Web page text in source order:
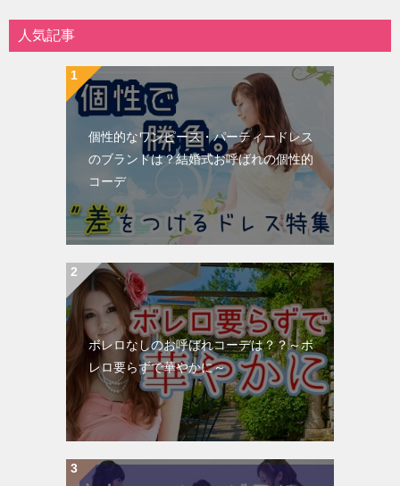
人気記事
個性的なワンピース・パーティードレス
のブランドは？結婚式お呼ばれの個性的
コーデ
ボレロなしのお呼ばれコーデは？？～ボ
レロ要らずで華やかに～